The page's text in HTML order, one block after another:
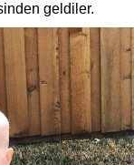
geldiler.